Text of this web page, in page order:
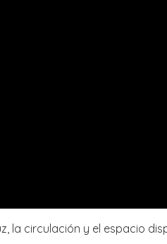
la circulación y el espacio